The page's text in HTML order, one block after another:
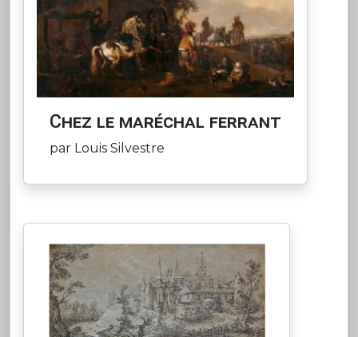
Chez le maréchal ferrant
par Louis Silvestre